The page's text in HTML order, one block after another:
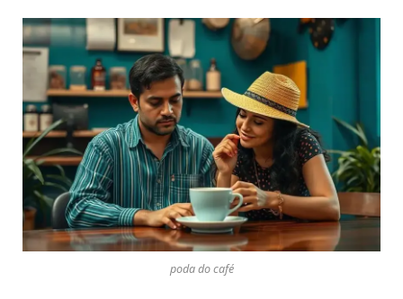
poda do café